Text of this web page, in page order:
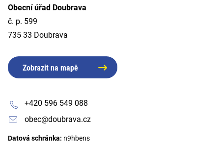
Obecní úřad Doubrava
č. p. 599
735 33 Doubrava
Zobrazit na mapě
+420 596 549 088
obec@doubrava.cz
Datová schránka: n9hbens